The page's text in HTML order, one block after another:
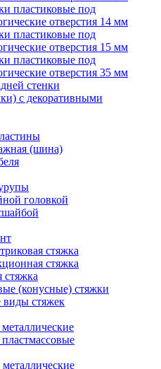
пластиковые под
отверстия 14 мм
пластиковые под
отверстия 15 мм
пластиковые под
отверстия 35 мм
стенки
с декоративными
(шина)
головкой
стяжка
стяжка
стяжка
(конусные) стяжки
стяжек